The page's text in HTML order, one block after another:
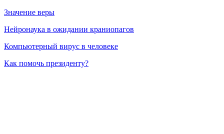
Значение веры
Нейронаука в ожидании краниопагов
Компьютерный вирус в человеке
Как помочь президенту?